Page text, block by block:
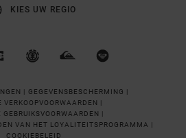
KIES UW REGIO
| GEGEVENSBESCHERMING |
VERKOOPVOORWAARDEN |
GEBRUIKSVOORWAARDEN |
VAN HET LOYALITEITSPROGRAMMA |
COOKIEBELEID